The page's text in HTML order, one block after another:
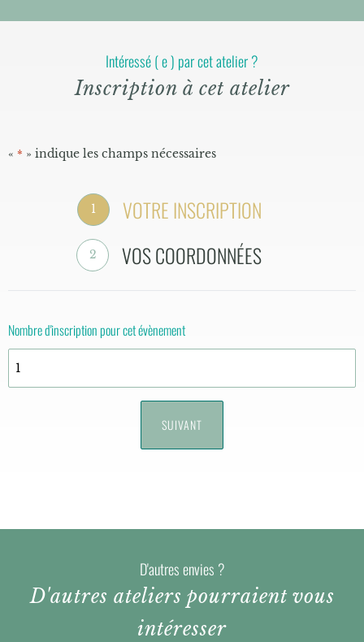
Intéressé ( e ) par cet atelier ?
Inscription à cet atelier
« * » indique les champs nécessaires
1 VOTRE INSCRIPTION
2 VOS COORDONNÉES
Nombre d'inscription pour cet évènement
D'autres envies ?
D'autres ateliers pourraient vous
intéresser